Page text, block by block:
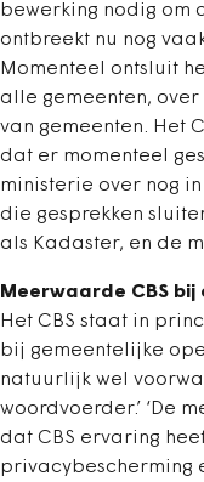
bewerking nodig om
ontbreekt nu nog
Momenteel ontsluit
alle gemeenten,
van gemeenten. Het
dat er momenteel
ministerie over nog
die gesprekken
als Kadaster, en de
Meerwaarde CBS
Het CBS staat in
bij gemeentelijke
natuurlijk wel
woordvoerder.’ ‘De
dat CBS ervaring
privacybescherming